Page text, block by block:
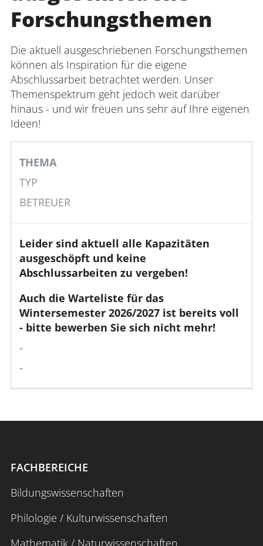
Zeitplan für die Arbeit
Forschungsthemen
Die aktuell ausgeschriebenen Forschungsthemen
können als Inspiration für die eigene
Abschlussarbeit betrachtet werden. Unser
Themenspektrum geht jedoch weit darüber
hinaus - und wir freuen uns sehr auf Ihre eigenen
Ideen!
THEMA
TYP
BETREUER
Leider sind aktuell alle Kapazitäten
ausgeschöpft und keine
Abschlussarbeiten zu vergeben!
Auch die Warteliste für das
Wintersemester 2026/2027 ist bereits voll
- bitte bewerben Sie sich nicht mehr!
-
-
FACHBEREICHE
Bildungswissenschaften
Philologie / Kulturwissenschaften